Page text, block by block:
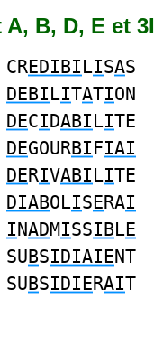
B, D, E et 3I
EDIBILISAS
DEBILITATION
DECIDABILITE
DEGOURBIFIAI
DERIVABILITE
DIABOLISERAI
INADMISSIBLE
SUBSIDIAIENT
BSIDIERAIT